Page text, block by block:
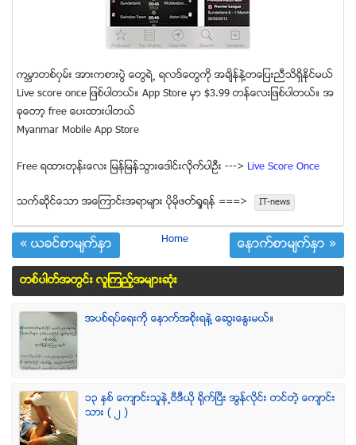
ကမၻာတစ္၀ွမ္း အားကစားပြဲ ေတြရဲ့ ရလဒ္ေတြကုိ အခ်ိန္နဲ့တေျပးညီသိရွိနုိင္မယ္
Live score once ျဖစ္ပါတယ္။ App Store မွာ $3.99 တန္ေလးျဖစ္ပါတယ္။ အ
ခုေတာ့ free ေပးထားပါတယ္
Myanmar Mobile App Store
Free ရထားတုန္းေလး ျမန္ျမန္သြားေဒါင္းလိုက္ပါဦး ---> Live Score Once
သက္ဆုိင္ေသာ အေၾကာင္းအရာမ်ား ပုိမုိဖတ္ရႈရန္ ===> IT-news
« ယခင္စာမ်က္ႏွာ Home ေနာက္စာမ်က္ႏွာ »
တစ္ပါတ္အတြင္း လူၾကည့္အမ်ားဆံုး
အပစ္ရပ္ေရးကို ေနာက္အစိုးရနဲ႔ ေဆြးေႏြးမယ္။
၁၃ ႏွစ္ ေက်ာင္းသူနဲ႕ဗီဒီယို ရိုက္ျပီး အြန္လိုင္း တင္တဲ့ ေက်ာင္း
သား ( ၂ )